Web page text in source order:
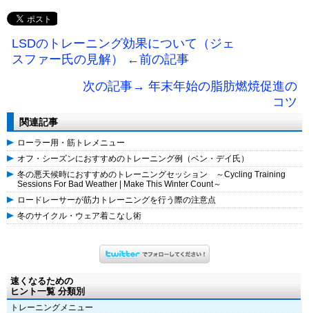
LSDのトレーニング効果について（ジェ
スファー氏の見解） ←前の記事
次の記事→ 年末年始の脂肪燃焼促進の
コツ
関連記事
ローラー用・筋トレメニュー
オフ・シーズンにおすすめのトレーニング例（ベン・デイ氏）
冬の悪天候時におすすめのトレーニングセッション ～Cycling Training
Sessions For Bad Weather | Make This Winter Count～
ロードレーサーが筋力トレーニングを行う際の注意点
冬のサイクル・ウェア着こなし術
速くなるための
ヒント一覧 分類別
トレーニングメニュー